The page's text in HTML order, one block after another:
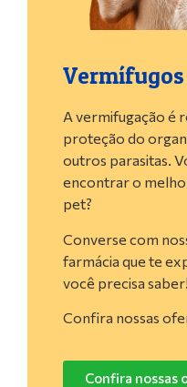
Vermífugos
A vermifugação é
proteção do
outros parasitas.
encontrar o
pet?
Converse com
farmácia que te
você precisa saber!
Confira nossas
Confira nossas